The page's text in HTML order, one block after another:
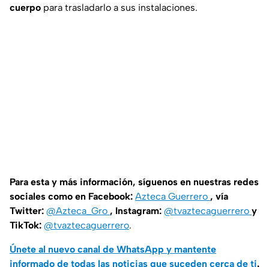
cuerpo para trasladarlo a sus instalaciones.
Para esta y más información, síguenos en nuestras redes
sociales como en Facebook: Azteca Guerrero , vía
Twitter: @Azteca_Gro , Instagram: @tvaztecaguerrero y
TikTok: @tvaztecaguerrero.
Únete al nuevo canal de WhatsApp y mantente
informado de todas las noticias que suceden cerca de ti.